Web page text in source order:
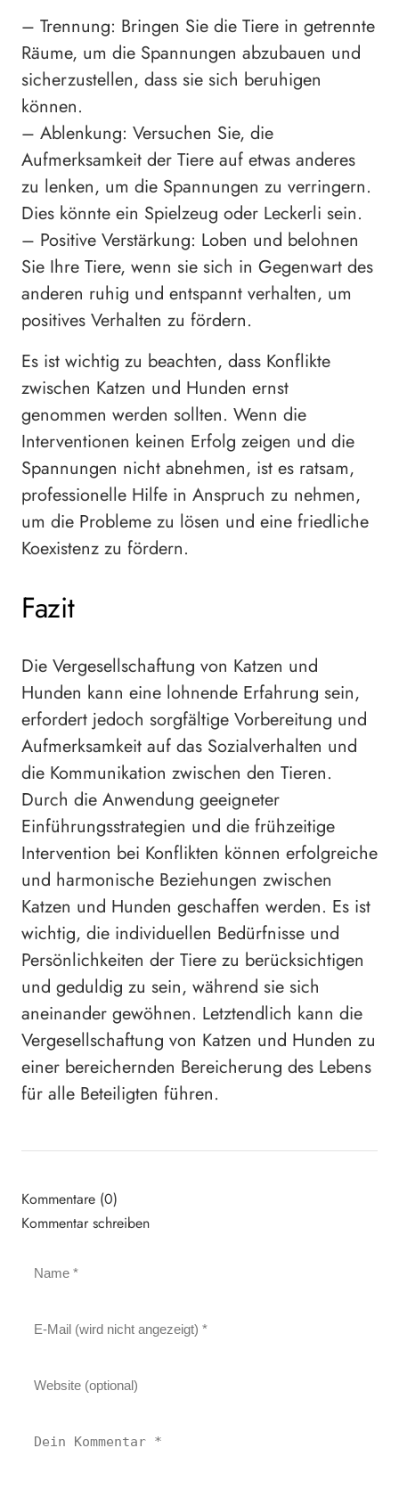
– Trennung: Bringen Sie die Tiere in getrennte
Räume, um die Spannungen abzubauen und
sicherzustellen, dass sie sich beruhigen
können.
– Ablenkung: Versuchen Sie, die
Aufmerksamkeit der Tiere auf etwas anderes
zu lenken, um die Spannungen zu verringern.
Dies könnte ein Spielzeug oder Leckerli sein.
– Positive Verstärkung: Loben und belohnen
Sie Ihre Tiere, wenn sie sich in Gegenwart des
anderen ruhig und entspannt verhalten, um
positives Verhalten zu fördern.
Es ist wichtig zu beachten, dass Konflikte
zwischen Katzen und Hunden ernst
genommen werden sollten. Wenn die
Interventionen keinen Erfolg zeigen und die
Spannungen nicht abnehmen, ist es ratsam,
professionelle Hilfe in Anspruch zu nehmen,
um die Probleme zu lösen und eine friedliche
Koexistenz zu fördern.
Fazit
Die Vergesellschaftung von Katzen und
Hunden kann eine lohnende Erfahrung sein,
erfordert jedoch sorgfältige Vorbereitung und
Aufmerksamkeit auf das Sozialverhalten und
die Kommunikation zwischen den Tieren.
Durch die Anwendung geeigneter
Einführungsstrategien und die frühzeitige
Intervention bei Konflikten können erfolgreiche
und harmonische Beziehungen zwischen
Katzen und Hunden geschaffen werden. Es ist
wichtig, die individuellen Bedürfnisse und
Persönlichkeiten der Tiere zu berücksichtigen
und geduldig zu sein, während sie sich
aneinander gewöhnen. Letztendlich kann die
Vergesellschaftung von Katzen und Hunden zu
einer bereichernden Bereicherung des Lebens
für alle Beteiligten führen.
Kommentare (0)
Kommentar schreiben